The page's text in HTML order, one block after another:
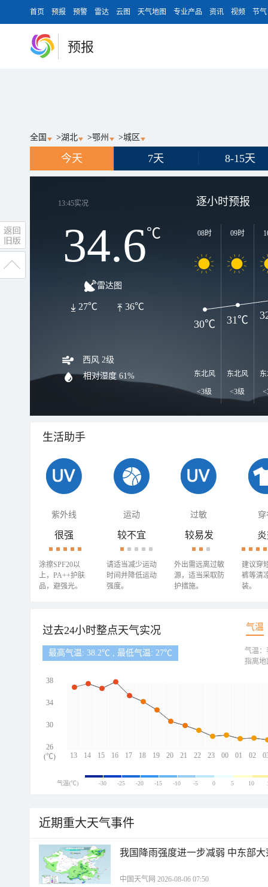
首页 预报 预警 雷达 云图 天气地图 专业产品 资讯 视频 节气
预报
全国 >湖北 >鄂州 >城区
今天 7天 8-15天
13:45实况
34.6℃
雷达图
36℃
27℃
西风 2级
相对湿度 61%
逐小时预报
08时
东北风
<3级
09时
东北风
<3级
30℃ 31℃
生活助手
紫外线 运动 过敏 穿
很强
涂擦SPF20以
上，PA++护肤
品，避强光。
较不宜
请适当减少运动
时间并降低运动
强度。
较易发
外出需远离过敏
源，适当采取防
护措施。
建议穿
裤等清
装。
过去24小时整点天气实况 气温
最高气温: 38.2℃ , 最低气温: 27℃
13 14 15 16 17 18 19 20 21 22 23 00 01 02
38
34
30
26
(℃)
气温：
指离地
气温(℃) -30 -25 -20 -15 -10 -5 0 5 10
近期重大天气事件
我国降雨强度进一步减弱 中东部
中国天气网 2026-08-06 07:50